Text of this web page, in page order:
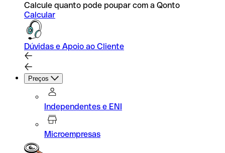
Calcule quanto pode poupar com a Qonto
Calcular
Dúvidas e Apoio ao Cliente
Preços
Independentes e ENI
Microempresas